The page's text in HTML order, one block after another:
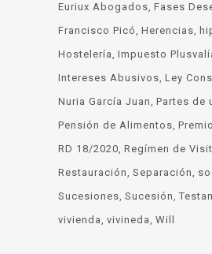
Euriux Abogados Fases
Francisco Picó Herencias
Hostelería Impuesto
Intereses Abusivos Ley
Nuria García Juan Partes de
Pensión de Alimentos Premio
RD 18/2020 Regímen de
Restauración Separación
Sucesiones Sucesión
vivienda vivineda Will